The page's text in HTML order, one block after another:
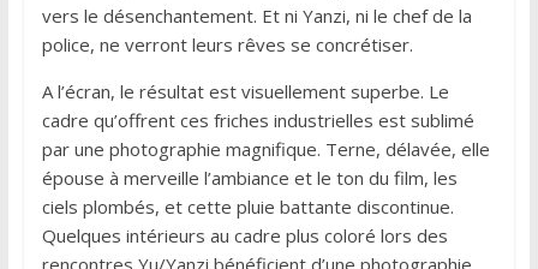
vers le désenchantement. Et ni Yanzi, ni le chef de la
police, ne verront leurs rêves se concrétiser.
A l’écran, le résultat est visuellement superbe. Le
cadre qu’offrent ces friches industrielles est sublimé
par une photographie magnifique. Terne, délavée, elle
épouse à merveille l’ambiance et le ton du film, les
ciels plombés, et cette pluie battante discontinue.
Quelques intérieurs au cadre plus coloré lors des
rencontres Yu/Yanzi bénéficient d’une photographie